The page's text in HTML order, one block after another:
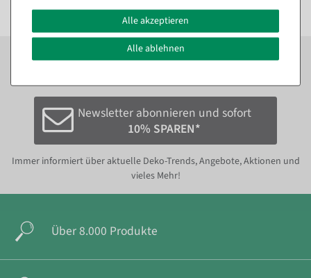
Zum Newsletter anmelden und sofort
Newsletter abonnieren und sofort
10% SPAREN*
Immer informiert über aktuelle Deko-Trends, Angebote, Aktionen und
vieles Mehr!
Über 8.000 Produkte
Alle akzeptieren
Alle ablehnen